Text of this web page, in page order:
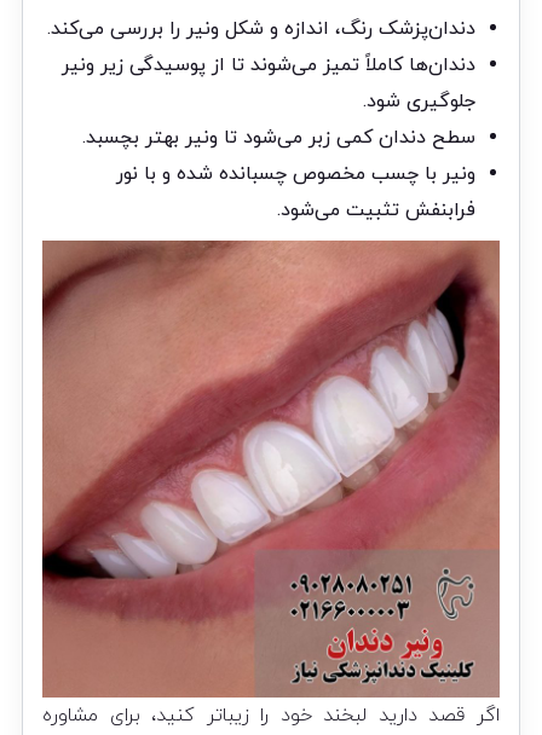
دندان‌پزشک رنگ، اندازه و شکل ونیر را بررسی می‌کند.
دندان‌ها کاملاً تمیز می‌شوند تا از پوسیدگی زیر ونیر
جلوگیری شود.
سطح دندان کمی زبر می‌شود تا ونیر بهتر بچسبد.
ونیر با چسب مخصوص چسبانده شده و با نور
فرابنفش تثبیت می‌شود.
اگر قصد دارید لبخند خود را زیباتر کنید، برای مشاوره